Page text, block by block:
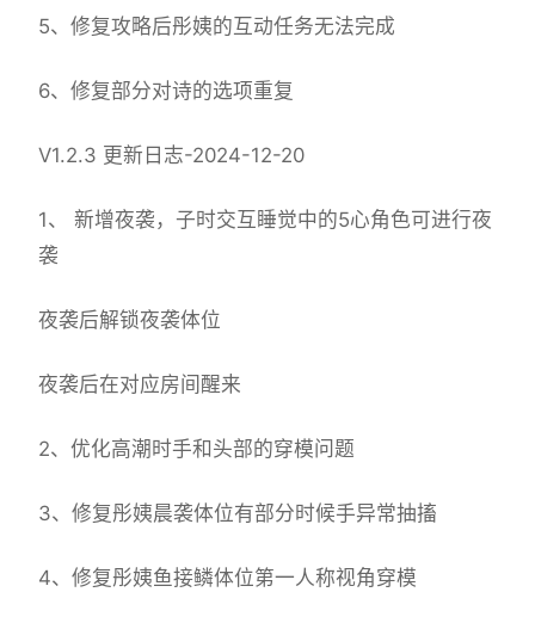
5、修复攻略后彤姨的互动任务无法完成
6、修复部分对诗的选项重复
V1.2.3 更新日志-2024-12-20
1、 新增夜袭，子时交互睡觉中的5心角色可进行夜
袭
夜袭后解锁夜袭体位
夜袭后在对应房间醒来
2、优化高潮时手和头部的穿模问题
3、修复彤姨晨袭体位有部分时候手异常抽搐
4、修复彤姨鱼接鳞体位第一人称视角穿模